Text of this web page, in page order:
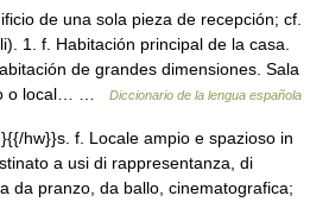
de una sola pieza de recepción; cf.
1. f. Habitación principal de la casa.
de grandes dimensiones. Sala
o local… …
Diccionario de la lengua española
hw}}s. f. Locale ampio e spazioso in
a usi di rappresentanza, di
da pranzo, da ballo, cinematografica;